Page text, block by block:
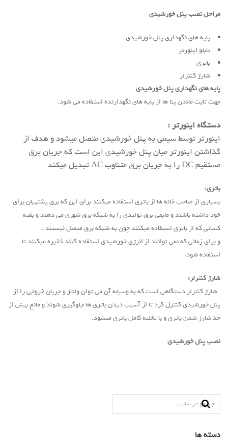
مراحل نصب پنل خورشیدی
پایه های نگهداری پنل خورشیدی
تابلو اینورتر
باتری
شارژ کنترلر
پایه های نگهداری پنل خورشیدی
جهت ثابت ماندن پنا ها از پایه های نگهدارندهاستفاده می شود.
دستگاه اینورتر :
اینورتر توسط سیمی به پنل خورشیدی متصل میشود و هدف از
گذاشتن اینورترمیان پنل خورشیدی این است که جریان برق
مستقیم DC را به جریان برق متناوب AC تبدیل میکند
باتری:
بسیاری از صاحب خانه ها از باتریاستفاده میکنند برای این که برق پشتیبان برای
خود داشته باشند و مابقی برق تولیدی را به شبکه برق شهری می دهند و بقیه
کسانی که از باتری استفاده میکنند چون به شبکه برق متصل نیستند .
و برای زمانی که نمی توانند از انرژی خورشیدی استفاده کنند ذخیره میکنند تا
استفاده شود.
شارژ کنترلر:
شارژ کنترلر دستگاهی است که به وسیله آن می توان ولتاژ و جریان خروجی را از
پنل خورشیدی کنترل کرد تا از آسیب دیدن باتری ها جلوگیری شوند و مانع بیش از
حد شارژ شدن باتری و با تخلیه کامل باتری میشود.
نصب پنل خورشیدی
دسته ها